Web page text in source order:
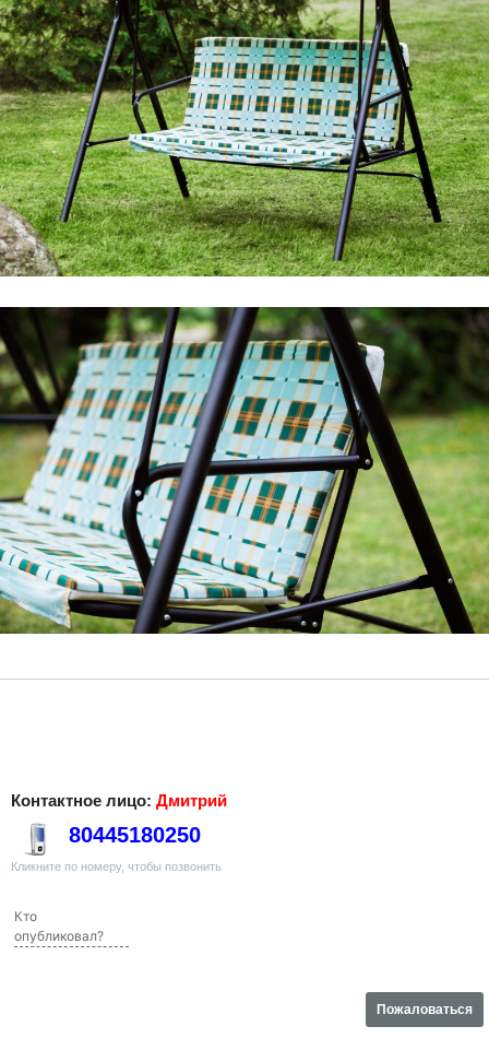
Контактное лицо: Дмитрий
80445180250
Кликните по номеру, чтобы позвонить
Кто
опубликовал?
Пожаловаться